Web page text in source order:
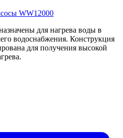
WW12000
для нагрева воды в
водоснабжения. Конструкция
для получения высокой